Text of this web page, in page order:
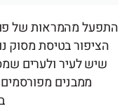
התפעל מהמראות של
הציפור בטיסת מסוק
שיש לעיר ולערים
ממבנים מפורסמים